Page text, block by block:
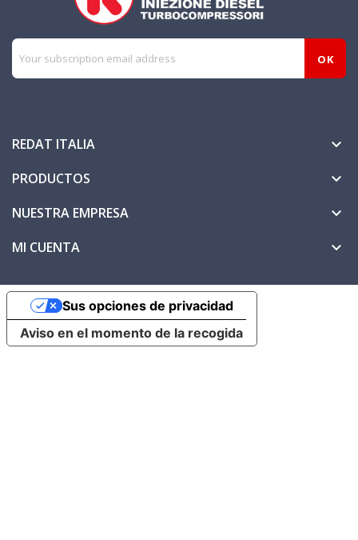
REDAT ITALIA 
PRODUCTOS 
NUESTRA EMPRESA 
MI CUENTA 
Aviso en el momento de la recogida
Sus opciones de privacidad